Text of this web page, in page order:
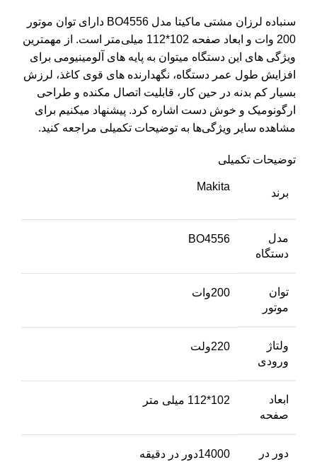
سنباده لرزان مشتی ماکیتا مدل BO4556 دارای توان موتور
200 وات و ابعاد صفحه 102*112 میلی‌متر است. از مهمترین
ویژگی های این دستگاه میتوان به پایه های آلومینیومی برای
افزایش طول عمر دستگاه، نگهدارنده های قوی کاغذ، لرزش
بسیار کم بدنه در حین کار، قابلیت اتصال مکنده و طراحی
ارگونومیک و خوش دست اشاره کرد. پیشنهاد میکنیم برای
مشاهده سایر ویژگی‌ها به توضیحات تکمیلی مراجعه کنید.
توضیحات تکمیلی
برند
Makita
مدل
دستگاه
BO4556
توان
موتور
200وات
ولتاژ
ورودی
220ولت
ابعاد
صفحه
102*112 میلی متر
دور در
14000دور در دقیقه